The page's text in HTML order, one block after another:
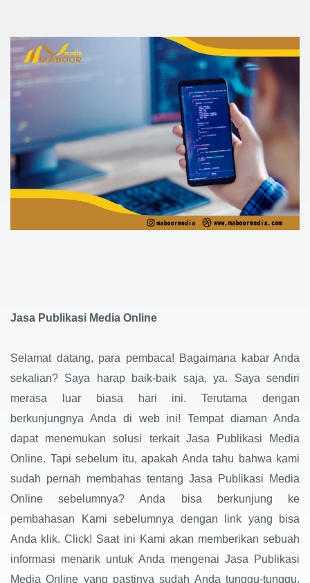
Jasa Publikasi Media Online
Selamat datang, para pembaca! Bagaimana kabar Anda
sekalian? Saya harap baik-baik saja, ya. Saya sendiri
merasa luar biasa hari ini. Terutama dengan
berkunjungnya Anda di web ini! Tempat diaman Anda
dapat menemukan solusi terkait Jasa Publikasi Media
Online. Tapi sebelum itu, apakah Anda tahu bahwa kami
sudah pernah membahas tentang Jasa Publikasi Media
Online sebelumnya? Anda bisa berkunjung ke
pembahasan Kami sebelumnya dengan link yang bisa
Anda klik. Click! Saat ini Kami akan memberikan sebuah
informasi menarik untuk Anda mengenai Jasa Publikasi
Media Online yang pastinya sudah Anda tunggu-tunggu.